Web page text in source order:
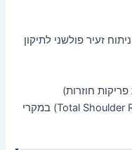
זעיר פולשני לתיקון
חוזרות)
(Total Shoulder Replacement) במקרי